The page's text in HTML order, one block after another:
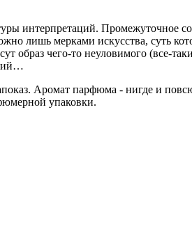
интерпретаций. Промежуточное
лишь мерками искусства, суть
образ чего-то неуловимого (все-
Аромат парфюма - нигде и
упаковки.